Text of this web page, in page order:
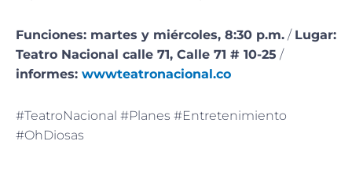
Funciones: martes y miércoles, 8:30 p.m. / Lugar:
Teatro Nacional calle 71, Calle 71 # 10-25 /
informes: wwwteatronacional.co
#TeatroNacional #Planes #Entretenimiento
#OhDiosas